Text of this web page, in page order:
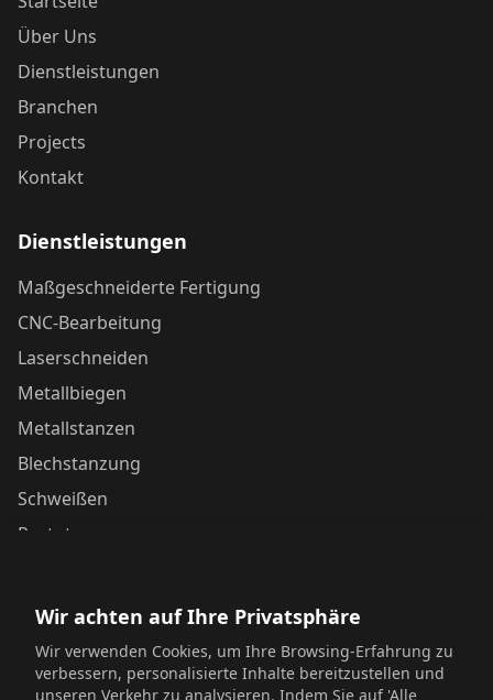
Über Uns
Dienstleistungen
Branchen
Projects
Kontakt
Dienstleistungen
Maßgeschneiderte Fertigung
CNC-Bearbeitung
Laserschneiden
Metallbiegen
Metallstanzen
Blechstanzung
Schweißen
Prototypen
Yunhai Industrial Park, Changping Town, Dongguan,
Guangdong, China
Wir achten auf Ihre Privatsphäre
Wir verwenden Cookies, um Ihre Browsing-Erfahrung zu
verbessern, personalisierte Inhalte bereitzustellen und
unseren Verkehr zu analysieren. Indem Sie auf 'Alle